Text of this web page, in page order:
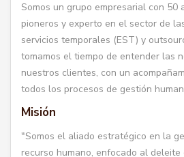
Somos un grupo empresarial con 50
pioneros y experto en el sector de
servicios temporales (EST) y
tomamos el tiempo de entender las
nuestros clientes, con un
todos los procesos de gestión
Misión
"Somos el aliado estratégico en la
recurso humano, enfocado al